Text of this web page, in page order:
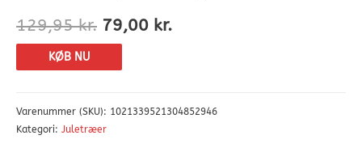
129,95kr. 79,00 kr.
KØB NU
Varenummer (SKU): 1021339521304852946
Kategori: Juletræer